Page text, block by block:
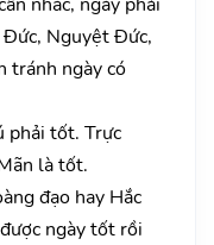
Nguyệt Đức,
tránh ngày có
phải tốt. Trực
là tốt.
đạo hay Hắc
ngày tốt rồi